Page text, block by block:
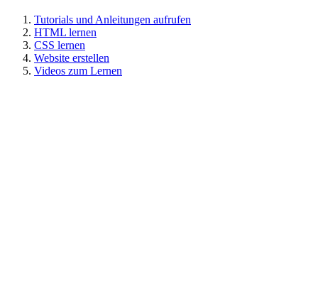
Tutorials und Anleitungen aufrufen
HTML lernen
CSS lernen
Website erstellen
Videos zum Lernen